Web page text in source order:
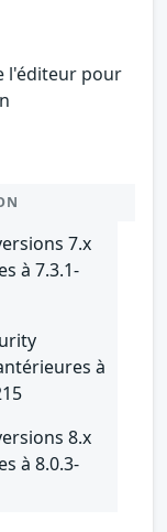
l'éditeur pour
7.x
à 7.3.1-
à
8.x
à 8.0.3-